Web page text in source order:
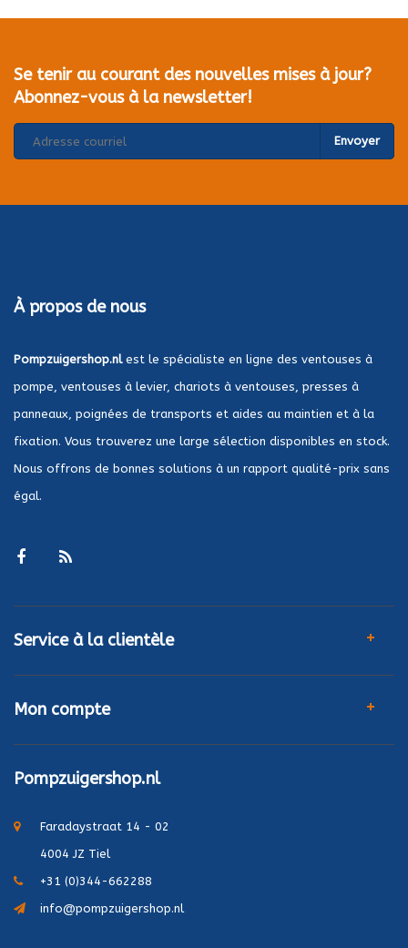
Se tenir au courant des nouvelles mises à jour?
Abonnez-vous à la newsletter!
Envoyer
À propos de nous
Pompzuigershop.nlest le spécialiste en ligne des ventouses à
pompe, ventouses à levier, chariots à ventouses, presses à
panneaux, poignées de transports et aides au maintien et à la
fixation. Vous trouverez une large sélection disponibles en stock.
Nous offrons de bonnes solutions à un rapport qualité-prix sans
égal.
Service à la clientèle
Mon compte
Pompzuigershop.nl
Faradaystraat 14 - 02
4004 JZ Tiel
+31 (0)344-662288
info@pompzuigershop.nl